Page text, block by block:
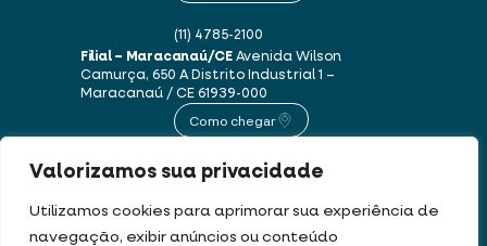
Valorizamos sua privacidade
Utilizamos cookies para aprimorar sua experiência de
navegação, exibir anúncios ou conteúdo
(11) 4785-2100
Filial – Maracanaú/CEAvenida Wilson
Camurça, 650 ADistrito Industrial 1 –
Maracanaú / CE61939-000
Como chegar
(85) 3250-1235